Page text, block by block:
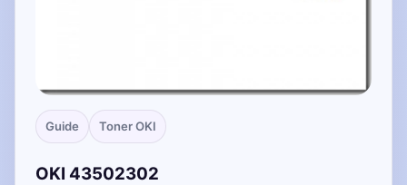
Guide Toner OKI
OKI 43502302